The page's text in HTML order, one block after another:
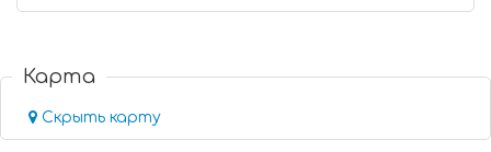
Карта
Скрыть карту